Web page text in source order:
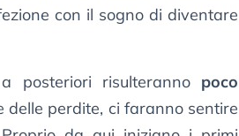
con il sogno di diventare
posteriori risulteranno poco
delle perdite, ci faranno sentire